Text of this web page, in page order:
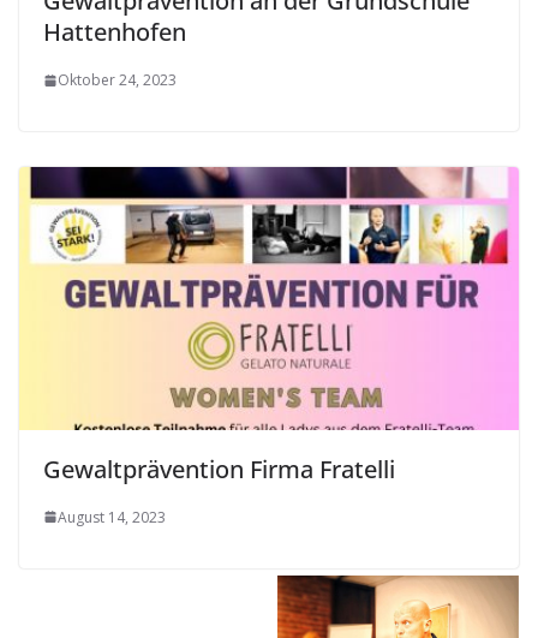
Hattenhofen
Oktober 24, 2023
Gewaltprävention Firma Fratelli
August 14, 2023